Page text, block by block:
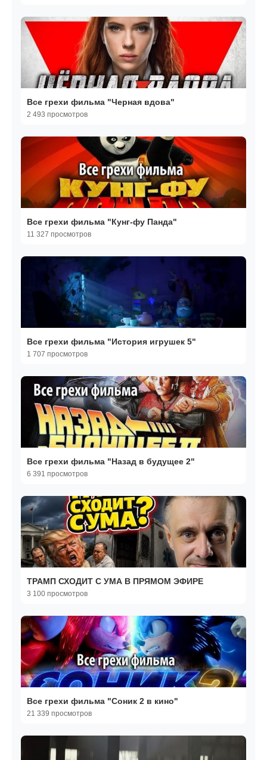
Все грехи фильма "Черная вдова"
2 493 просмотров
Все грехи фильма "Кунг-фу Панда"
11 327 просмотров
Все грехи фильма "История игрушек 5"
1 707 просмотров
Все грехи фильма "Назад в будущее 2"
6 391 просмотров
ТРАМП СХОДИТ С УМА В ПРЯМОМ ЭФИРЕ
3 100 просмотров
Все грехи фильма "Соник 2 в кино"
21 339 просмотров